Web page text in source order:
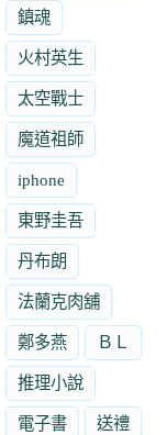
鎮魂
火村英生
太空戰士
魔道祖師
iphone
東野圭吾
丹布朗
法蘭克肉舖
鄭多燕 ＢＬ
推理小說
電子書 送禮